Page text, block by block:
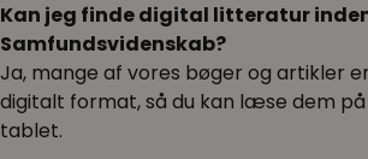
Kan jeg finde digital litteratur
Samfundsvidenskab?
Ja, mange af vores bøger og artikler
digitalt format, så du kan læse dem
tablet.